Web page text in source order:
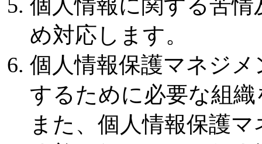
個人情報に関する苦
め対応します。
個人情報保護マネジ
するために必要な組
また、個人情報保護